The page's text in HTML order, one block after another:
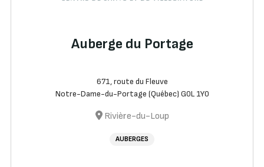
Auberge du Portage
671, route du Fleuve
Notre-Dame-du-Portage (Québec) G0L 1Y0
Rivière-du-Loup
AUBERGES